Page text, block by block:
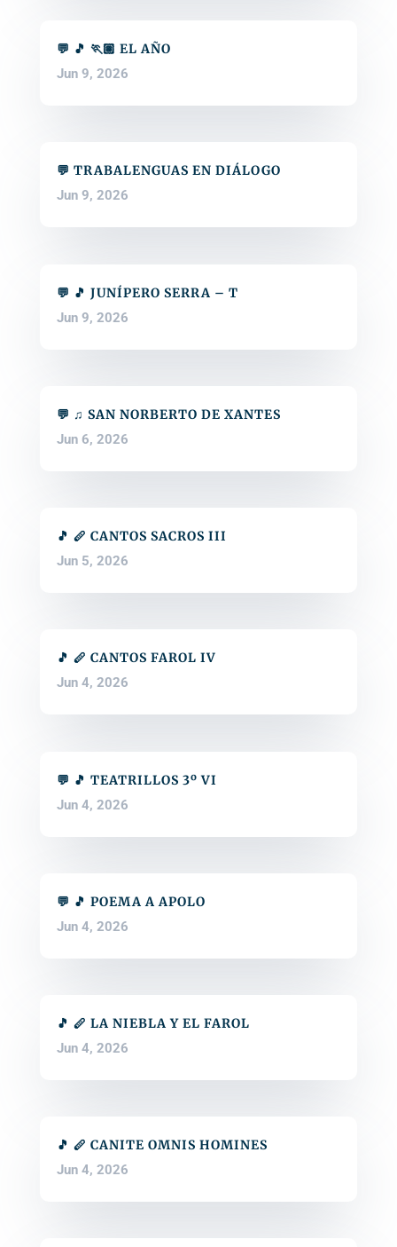
💬 🎵 🏃🏽 EL AÑO
Jun 9, 2026
💬 TRABALENGUAS EN DIÁLOGO
Jun 9, 2026
💬 🎵 JUNÍPERO SERRA – T
Jun 9, 2026
💬 ♫ SAN NORBERTO DE XANTES
Jun 6, 2026
🎵 🪈 CANTOS SACROS III
Jun 5, 2026
🎵 🪈 CANTOS FAROL IV
Jun 4, 2026
💬 🎵 TEATRILLOS 3º VI
Jun 4, 2026
💬 🎵 POEMA A APOLO
Jun 4, 2026
🎵 🪈 LA NIEBLA Y EL FAROL
Jun 4, 2026
🎵 🪈 CANITE OMNIS HOMINES
Jun 4, 2026